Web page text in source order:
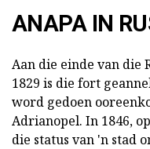
ANAPA IN
Aan die einde van die
1829 is die fort
word gedoen
Adrianopel. In 1846,
die status van 'n stad